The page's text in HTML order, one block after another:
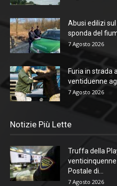
Abusi edilizi
sponda del
7 Agosto 2026
Furia in strada
ventiduenne
7 Agosto 2026
Notizie Più Lette
Truffa della
Postale di...
7 Agosto 2026